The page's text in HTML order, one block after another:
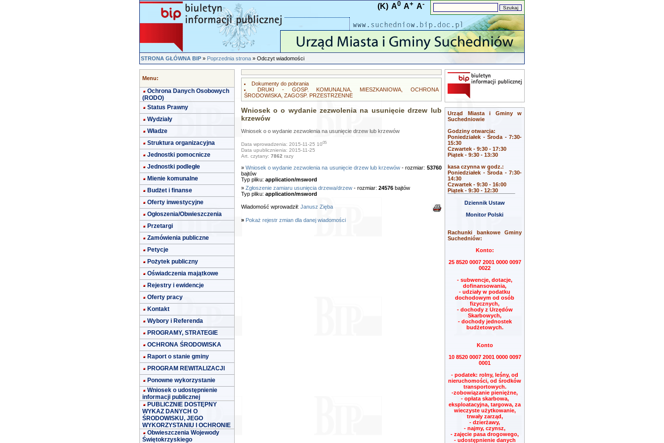
(K) A0 A+ A-
STRONA GŁÓWNA BIP»Poprzednia strona» Odczyt wiadomości
Menu:
Ochrona Danych Osobowych
(RODO)
Status Prawny
Wydziały
Władze
Struktura organizacyjna
Jednostki pomocnicze
Jednostki podległe
Mienie komunalne
Budżet i finanse
Oferty inwestycyjne
Ogłoszenia/Obwieszczenia
Przetargi
Zamówienia publiczne
Petycje
Pożytek publiczny
Oświadczenia majątkowe
Rejestry i ewidencje
Oferty pracy
Kontakt
Wybory i Referenda
PROGRAMY, STRATEGIE
OCHRONA ŚRODOWISKA
Raport o stanie gminy
PROGRAM REWITALIZACJI
Ponowne wykorzystanie
Wniosek o udostępnienie
informacji publicznej
PUBLICZNIE DOSTĘPNY
WYKAZ DANYCH O
ŚRODOWISKU, JEGO
WYKORZYSTANIU I OCHRONIE
Obwieszczenia Wojewody
Świętokrzyskiego
Dokumenty do pobrania
DRUKI - GOSP. KOMUNALNA, MIESZKANIOWA, OCHRONA
ŚRODOWISKA, ZAGOSP. PRZESTRZENNE
Wniosek o o wydanie zezwolenia na usunięcie drzew lub
krzewów
Wniosek o o wydanie zezwolenia na usunięcie drzew lub krzewów
Data wprowadzenia: 2015-11-25 1005
Data upublicznienia: 2015-11-25
Art. czytany: 7862 razy
» Wniosek o wydanie zezwolenia na usunięcie drzew lub krzewów - rozmiar: 53760
bajtów
Typ pliku: application/msword
» Zgłoszenie zamiaru usunięcia drzewa/drzew - rozmiar: 24576bajtów
Typ pliku: application/msword
Wiadomość wprowadził: Janusz Zięba
» Pokaż rejestr zmian dla danej wiadomości
Urząd Miasta i Gminy w
Suchedniowie
Godziny otwarcia:
Poniedziałek - Środa - 7:30-
15:30
Czwartek - 9:30 - 17:30
Piątek - 9:30 - 13:30
kasa czynna w godz.:
Poniedziałek - Środa - 7:30-
14:30
Czwartek - 9:30 - 16:00
Piątek - 9:30 - 12:30
Dziennik Ustaw
Monitor Polski
Rachunki bankowe Gminy
Suchedniów:
Konto:
25 8520 0007 2001 0000 0097
0022
- subwencje, dotacje,
dofinansowania,
- udziały w podatku
dochodowym od osób
fizycznych,
- dochody z Urzędów
Skarbowych,
- dochody jednostek
budżetowych.
Konto
10 8520 0007 2001 0000 0097
0001
- podatek: rolny, leśny, od
nieruchomości, od środków
transportowych.
-zobowiązanie pieniężne,
- opłata skarbowa,
eksploatacyjna, targowa, za
wieczyste użytkowanie,
trwały zarząd,
- dzierżawy,
- najmy, czynsz,
- zajęcie pasa drogowego,
- udostępnienie danych